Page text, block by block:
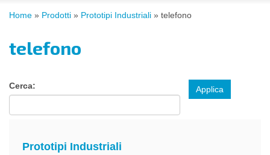
Tu
qui
Home » Prodotti » Prototipi Industriali » telefono
telefono
Cerca: Applica
Prototipi Industriali